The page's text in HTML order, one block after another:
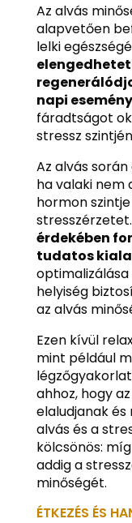
Az alvás
alapvetően
lelki
napi
fáradtságot
stressz
Az alvás
ha valaki nem
hormon
stresszérzetet.
érdekében
tudatos
helyiség
az alvás
Ezen kívül
mint például
ahhoz, hogy
elaludjanak
alvás és a
kölcsönös:
addig a
minőségét.
ÉTKEZÉS ÉS